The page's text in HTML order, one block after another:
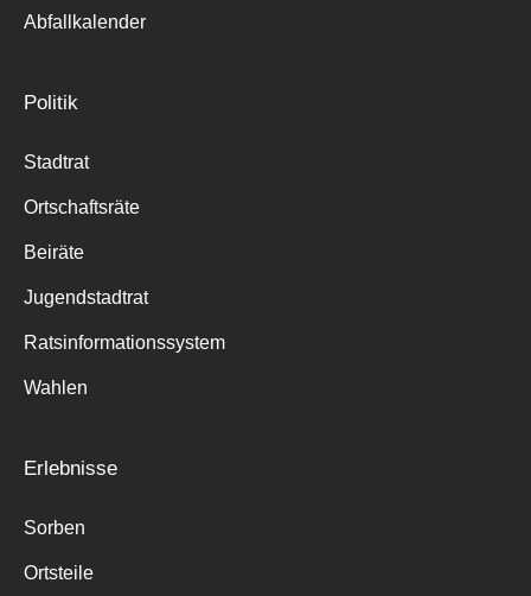
Abfallkalender
Politik
Stadtrat
Ortschaftsräte
Beiräte
Jugendstadtrat
Ratsinformationssystem
Wahlen
Erlebnisse
Sorben
Ortsteile